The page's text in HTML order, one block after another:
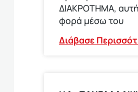
ΔΙΑΚΡΟΤΗΜΑ,
φορά μέσω του
Διάβασε